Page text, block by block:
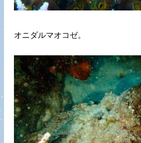
オニダルマオコゼ。